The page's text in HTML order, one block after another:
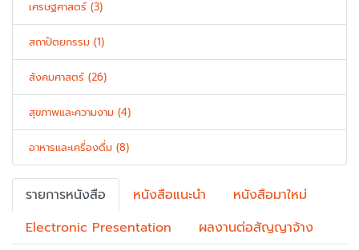
เศรษฐศาสตร์ (3)
สถาปัตยกรรม (1)
สังคมศาสตร์ (26)
สุขภาพและความงาม (4)
อาหารและเครื่องดื่ม (8)
รายการหนังสือ หนังสือแนะนำ
หนังสือมาใหม่
Electronic Presentation
ผลงานต่อสัญญาจ้าง